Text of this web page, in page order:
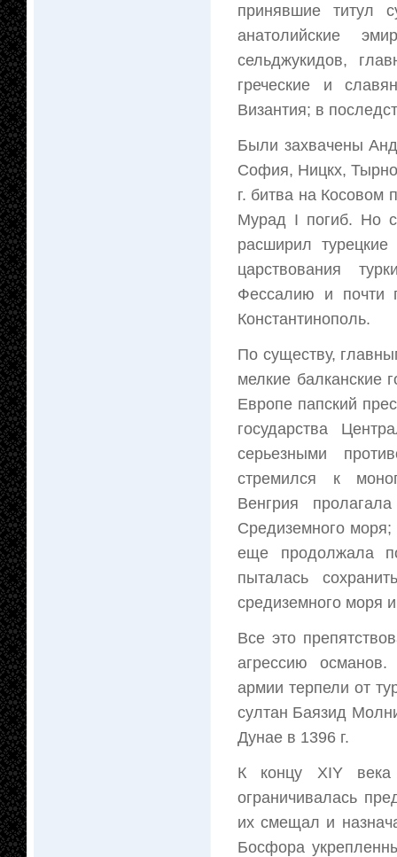
принявшие титул
анатолийские
сельджукидов,
греческие и
Византия; в
Были захвачены
София, Ницкх,
г. битва на Косовом
Мурад I погиб. Но
расширил
царствования
Фессалию и почти
Константинополь.
По существу,
мелкие балканские
Европе папский
государства
серьезными
стремился к
Венгрия
Средиземного
еще продолжала
пыталась
средиземного моря
Все это
агрессию
армии терпели от
султан Баязид
Дунае в 1396 г.
К концу XIY века
ограничивалась
их смещал и
Босфора